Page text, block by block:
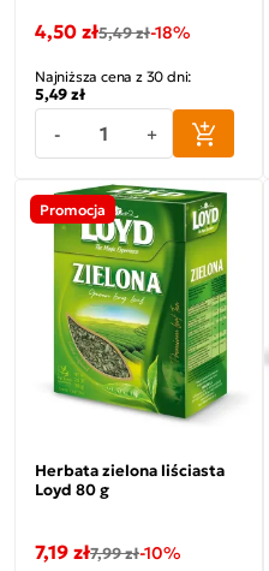
4,50 zł5,49 zł-18%
Najniższa cena z 30 dni:
5,49 zł
- +
Promocja
Herbata zielona liściasta
Loyd 80 g
7,19 zł7,99 zł-10%